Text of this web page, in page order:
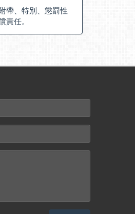
帶、特別、懲罰性
任。